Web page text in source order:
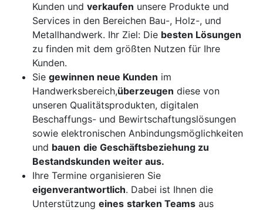
Kunden und verkaufen unsere Produkte und
Services in den Bereichen Bau-, Holz-, und
Metallhandwerk. Ihr Ziel: Die besten Lösungen
zu finden mit dem größten Nutzen für Ihre
Kunden.
Sie gewinnen neue Kunden im
Handwerksbereich,überzeugen diese von
unseren Qualitätsprodukten, digitalen
Beschaffungs- und Bewirtschaftungslösungen
sowie elektronischen Anbindungsmöglichkeiten
und bauen die Geschäftsbeziehung zu
Bestandskunden weiter aus.
Ihre Termine organisieren Sie
eigenverantwortlich. Dabei ist Ihnen die
Unterstützung eines starken Teams aus